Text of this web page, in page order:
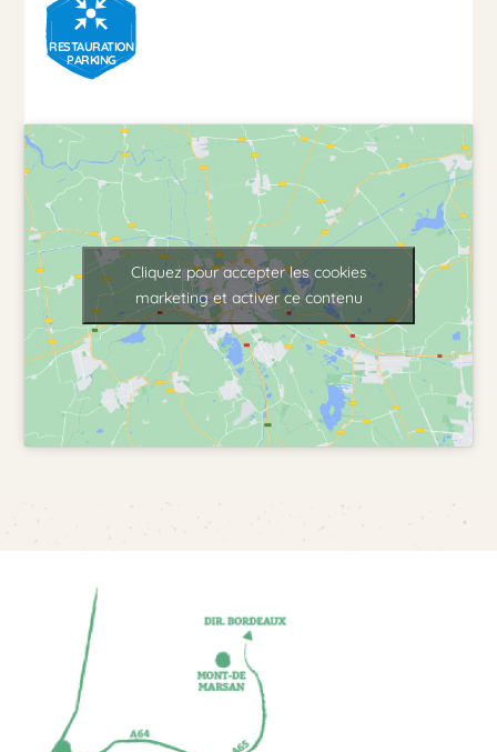
RESTAURATION
PARKING
Cliquez pour accepter les cookies
marketing et activer ce contenu